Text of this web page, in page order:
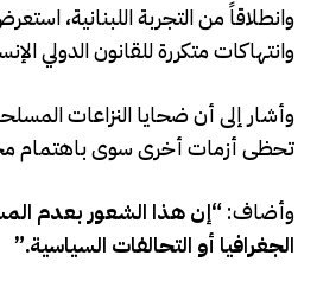
وانطلاقاً من التجربة اللبنانية،
وانتهاكات متكررة للقانون الدولي
وأشار إلى أن ضحايا النزاعات
تحظى أزمات أخرى سوى باهتمام
وأضاف:“إن هذا الشعور بعدم
الجغرافيا أو التحالفات السياسية.”